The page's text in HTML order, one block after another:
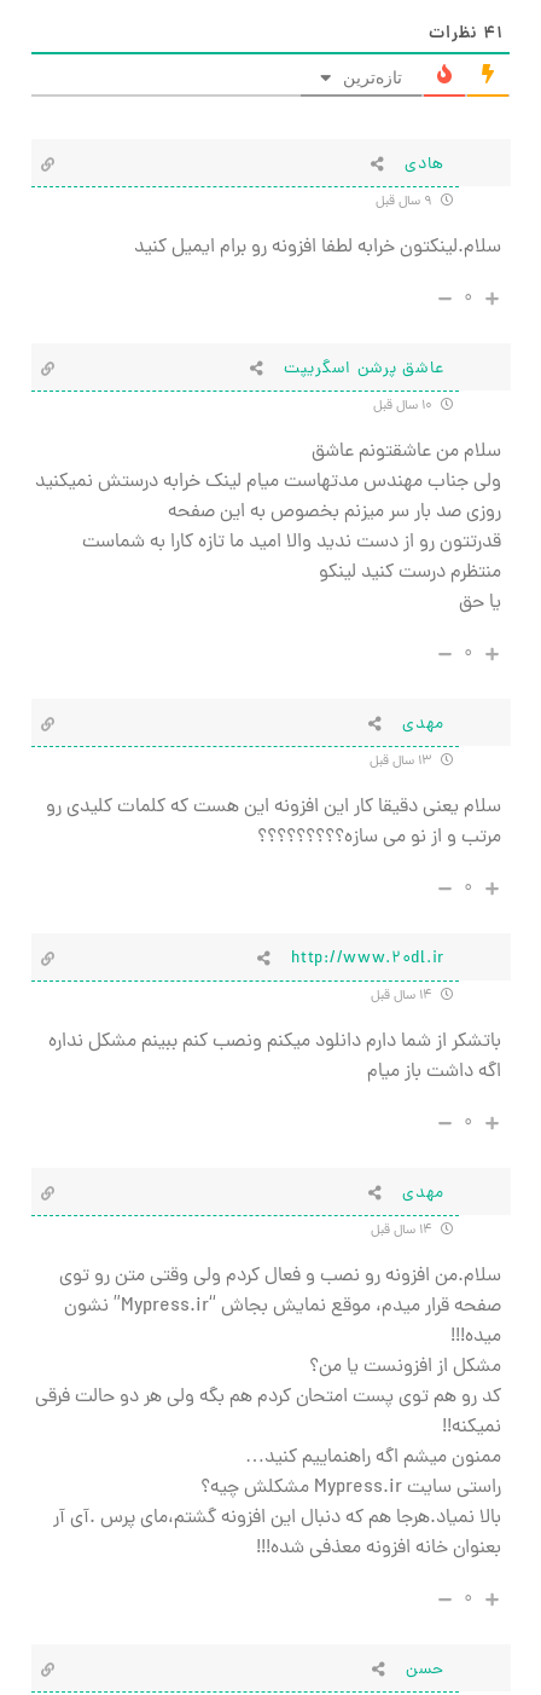
۴۱ نظرات
تازه‌ترین
هادی
سلام.لینکتون خرابه لطفا افزونه رو برام ایمیل کنید
۰
عاشق پرشن اسگریپت
سلام من عاشقتونم عاشق
ولی جناب مهندس مدتهاست میام لینک خرابه درستش نمیکنید
روزی صد بار سر میزنم بخصوص به این صفحه
قدرتتون رو از دست ندید والا امید ما تازه کارا به شماست
منتظرم درست کنید لینکو
یا حق
۰
مهدی
سلام یعنی دقیقا کار این افزونه این هست که کلمات کلیدی رو
مرتب و از نو می سازه؟؟؟؟؟؟؟؟؟
۰
http://www.20dl.ir
باتشكر از شما دارم دانلود ميكنم ونصب كنم ببينم مشكل نداره
اگه داشت باز ميام
۰
مهدی
سلام.من افزونه رو نصب و فعال کردم ولی وقتی متن رو توی
صفحه قرار میدم، موقع نمایش بجاش “Mypress.ir” نشون
میده!!!
مشکل از افزونست یا من؟
کد رو هم توی پست امتحان کردم هم بگه ولی هر دو حالت فرقی
نمیکنه!!
ممنون میشم اگه راهنماییم کنید…
راستی سایت Mypress.ir مشکلش چیه؟
بالا نمیاد.هرجا هم که دنبال این افزونه گشتم،مای پرس .آی آر
بعنوان خانه افزونه معذفی شده!!!
۰
حسن